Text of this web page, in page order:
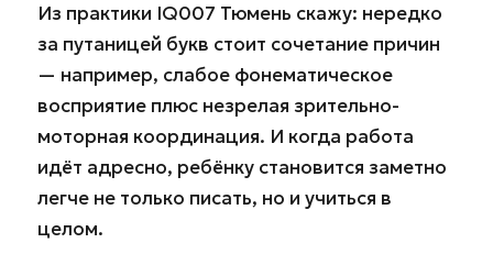
Из практики IQ007 Тюмень скажу: нередко
за путаницей букв стоит сочетание причин
— например, слабое фонематическое
восприятие плюс незрелая зрительно-
моторная координация. И когда работа
идёт адресно, ребёнку становится заметно
легче не только писать, но и учиться в
целом.